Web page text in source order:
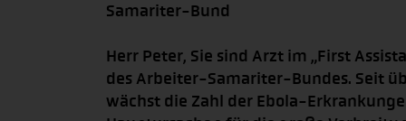
Samariter-Bund
Herr Peter, Sie sind Arzt im „First
des Arbeiter-Samariter-Bundes. Seit
wächst die Zahl der Ebola-